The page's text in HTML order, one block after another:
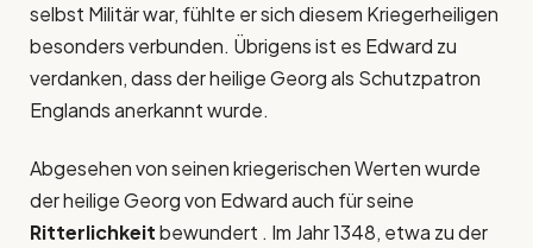
selbst Militär war, fühlte er sich diesem Kriegerheiligen
besonders verbunden. Übrigens ist es Edward zu
verdanken, dass der heilige Georg als Schutzpatron
Englands anerkannt wurde.
Abgesehen von seinen kriegerischen Werten wurde
der heilige Georg von Edward auch für seine
Ritterlichkeitbewundert . Im Jahr 1348, etwa zu der